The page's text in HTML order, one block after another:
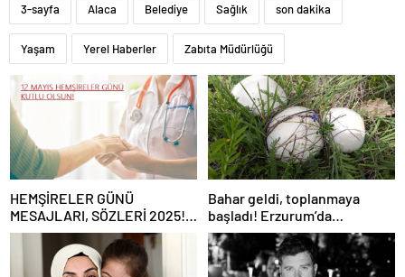
3-sayfa Alaca Belediye Sağlık son dakika
Yaşam Yerel Haberler Zabıta Müdürlüğü
HEMŞİRELER GÜNÜ
MESAJLARI, SÖZLERİ 2025!
Sevgiliye, arkadaşa, eşe
anlamlı, resimli Hemşireler
Günü ile ilgili sözler…
Bahar geldi, toplanmaya
başladı! Erzurum’da
vatandaşlara zehirli mantar
uyarısı: Ölümcül olabilir